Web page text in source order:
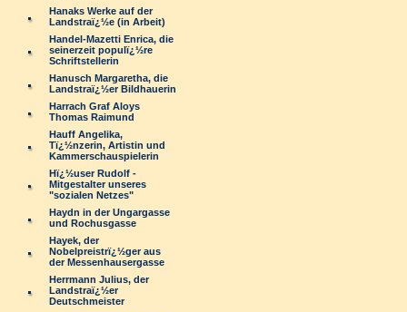
Hanaks Werke auf der
Landstraï¿½e (in Arbeit)
Handel-Mazetti Enrica, die
seinerzeit populï¿½re
Schriftstellerin
Hanusch Margaretha, die
Landstraï¿½er Bildhauerin
Harrach Graf Aloys
Thomas Raimund
Hauff Angelika,
Tï¿½nzerin, Artistin und
Kammerschauspielerin
Hï¿½user Rudolf -
Mitgestalter unseres
"sozialen Netzes"
Haydn in der Ungargasse
und Rochusgasse
Hayek, der
Nobelpreistrï¿½ger aus
der Messenhausergasse
Herrmann Julius, der
Landstraï¿½er
Deutschmeister